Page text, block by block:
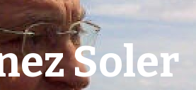
Soler